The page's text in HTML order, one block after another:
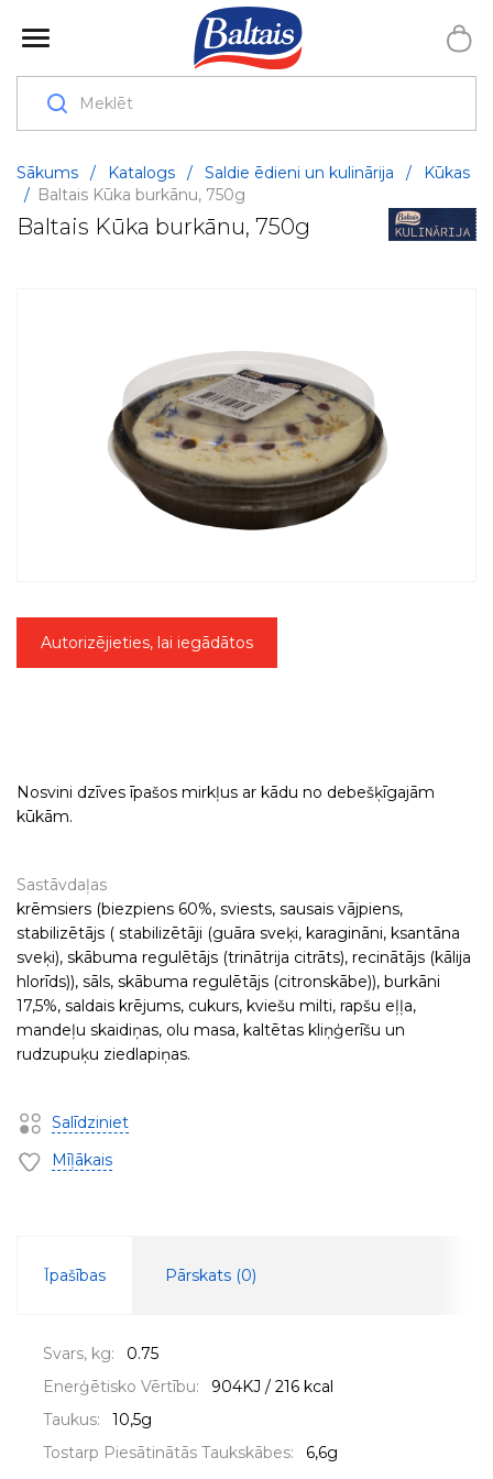
Sākums / Katalogs / Saldie ēdieni un kulinārija /
Kūkas
/ Baltais Kūka burkānu, 750g
Baltais Kūka burkānu, 750g
Autorizējieties, lai iegādātos
Nosvini dzīves īpašos mirkļus ar kādu no debešķīgajām
kūkām.
Sastāvdaļas
krēmsiers (biezpiens 60%, sviests, sausais vājpiens,
stabilizētājs ( stabilizētāji (guāra sveķi, karagināni, ksantāna
sveķi), skābuma regulētājs (trinātrija citrāts), recinātājs (kālija
hlorīds)), sāls, skābuma regulētājs (citronskābe)), burkāni
17,5%, saldais krējums, cukurs, kviešu milti, rapšu eļļa,
mandeļu skaidiņas, olu masa, kaltētas kliņģerīšu un
rudzupuķu ziedlapiņas.
Salīdziniet
Mīļākais
Īpašības Pārskats (0)
Svars, kg:
0.75
Enerģētisko Vērtību:
904KJ / 216 kcal
Taukus:
10,5g
Tostarp Piesātinātās Taukskābes:
6,6g